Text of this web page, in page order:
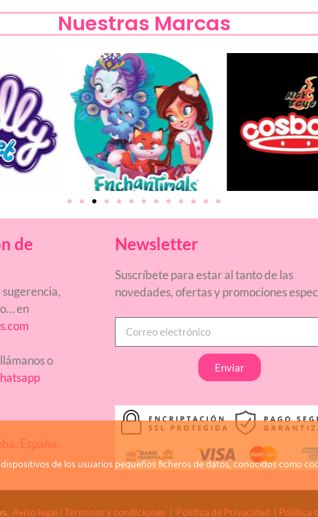
Nuestras Marcas
de
en
o
España.
Newsletter
Suscríbete para estar al tanto de las
novedades, ofertas y promociones
Enviar
Aviso legal Términos y condiciones| Política de Privacidad Pólitica
de los usuarios pequeños ficheros de datos, conocidos como